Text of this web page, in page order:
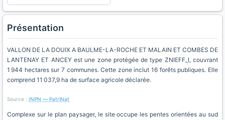
Présentation
VALLON DE LA DOUIX A BAULME-LA-ROCHE ET MALAIN ET COMBES DE
LANTENAY ET ANCEY est une zone protégée de type ZNIEFF_I, couvrant
1 944 hectares sur 7 communes. Cette zone inclut 16 forêts publiques. Elle
comprend 11 037,9 ha de surface agricole déclarée.
Source : INPN — PatriNat
Complexe sur le plan paysager, le site occupe les pentes orientées au sud